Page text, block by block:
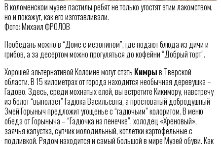
В коломенском музее пастилы ребят не только угостят этим лакомством,
но и покажут, как его изготавливали.
Фото: Михаил ФРОЛОВ
Пообедать можно в “Доме с мезонином”, где подают блюда из дичи и
грибов, а за десертом можно прогуляться до кофейни “Добрый торт”.
Хорошей альтернативой Коломне могут стать Кимрыв Тверской
области. В 15 километрах от города находится необычная деревушка –
Гадово. Здесь, среди мохнатых елей, вы встретите Кикимору, навстречу
из болот “выползет” Гадюка Васильевна, а простоватый добродушный
Змей Горыныч предложит угощенье с “гадючьим” колоритом. В меню
обеда от Горыныча – “Гадючка на пенечке”, холодец «Хреновый»,
заячья капустка, супчик молодильный, котлетки картофельные с
подливкой. Рядом находится и самый большой в мире Музей обуви. Как